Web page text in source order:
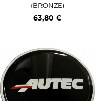
(BRONZE)
63,80 €